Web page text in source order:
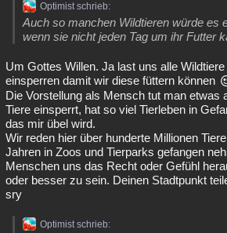
Optimist schrieb:
Auch so manchen Wildtieren würde es
wenn sie nicht jeden Tag um ihr Futter
Um Gottes Willen. Ja last uns alle
einsperren damit wir diese füttern können
Die Vorstellung als Mensch tut man etwas
Tiere einsperrt, hat so viel Tierleben in
das mir übel wird.
Wir reden hier über hunderte Millionen
Jahren in Zoos und Tierparks gefangen
Menschen uns das Recht oder Gefühl
oder besser zu sein. Deinen Stadtpunkt
sry
Optimist schrieb: